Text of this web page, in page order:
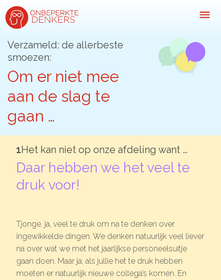
Inspiratie
Kijk-, lees- & luistertips
Mini- docu’s
Podcasts: serie open gesprekken
Inspirerende praktijkverhalen
Bekijk volledig overzicht
Microlearnings
Ontwikkeltraject Onbeperkt Talent
Breng een ODE!
Verzameld: de allerbeste
smoezen:
Om er niet mee
aan de slag te
gaan …
1Het kan niet op onze afdeling want …
Daar hebben we het veel te
druk voor!
Tjonge, ja, veel te druk om na te denken over
ingewikkelde dingen. We denken natuurlijk veel liever
na over wat we met het jaarlijkse personeelsuitje
gaan doen. Maar ja, als jullie het te druk hebben
moeten er natuurlijk nieuwe collega’s komen. En